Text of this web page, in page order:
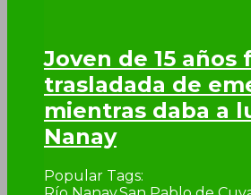
Joven de 15 años
trasladada de
mientras daba a
Nanay
Popular Tags: